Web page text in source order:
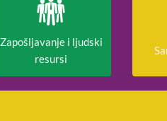
Zapošljavanje i ljudski
resursi